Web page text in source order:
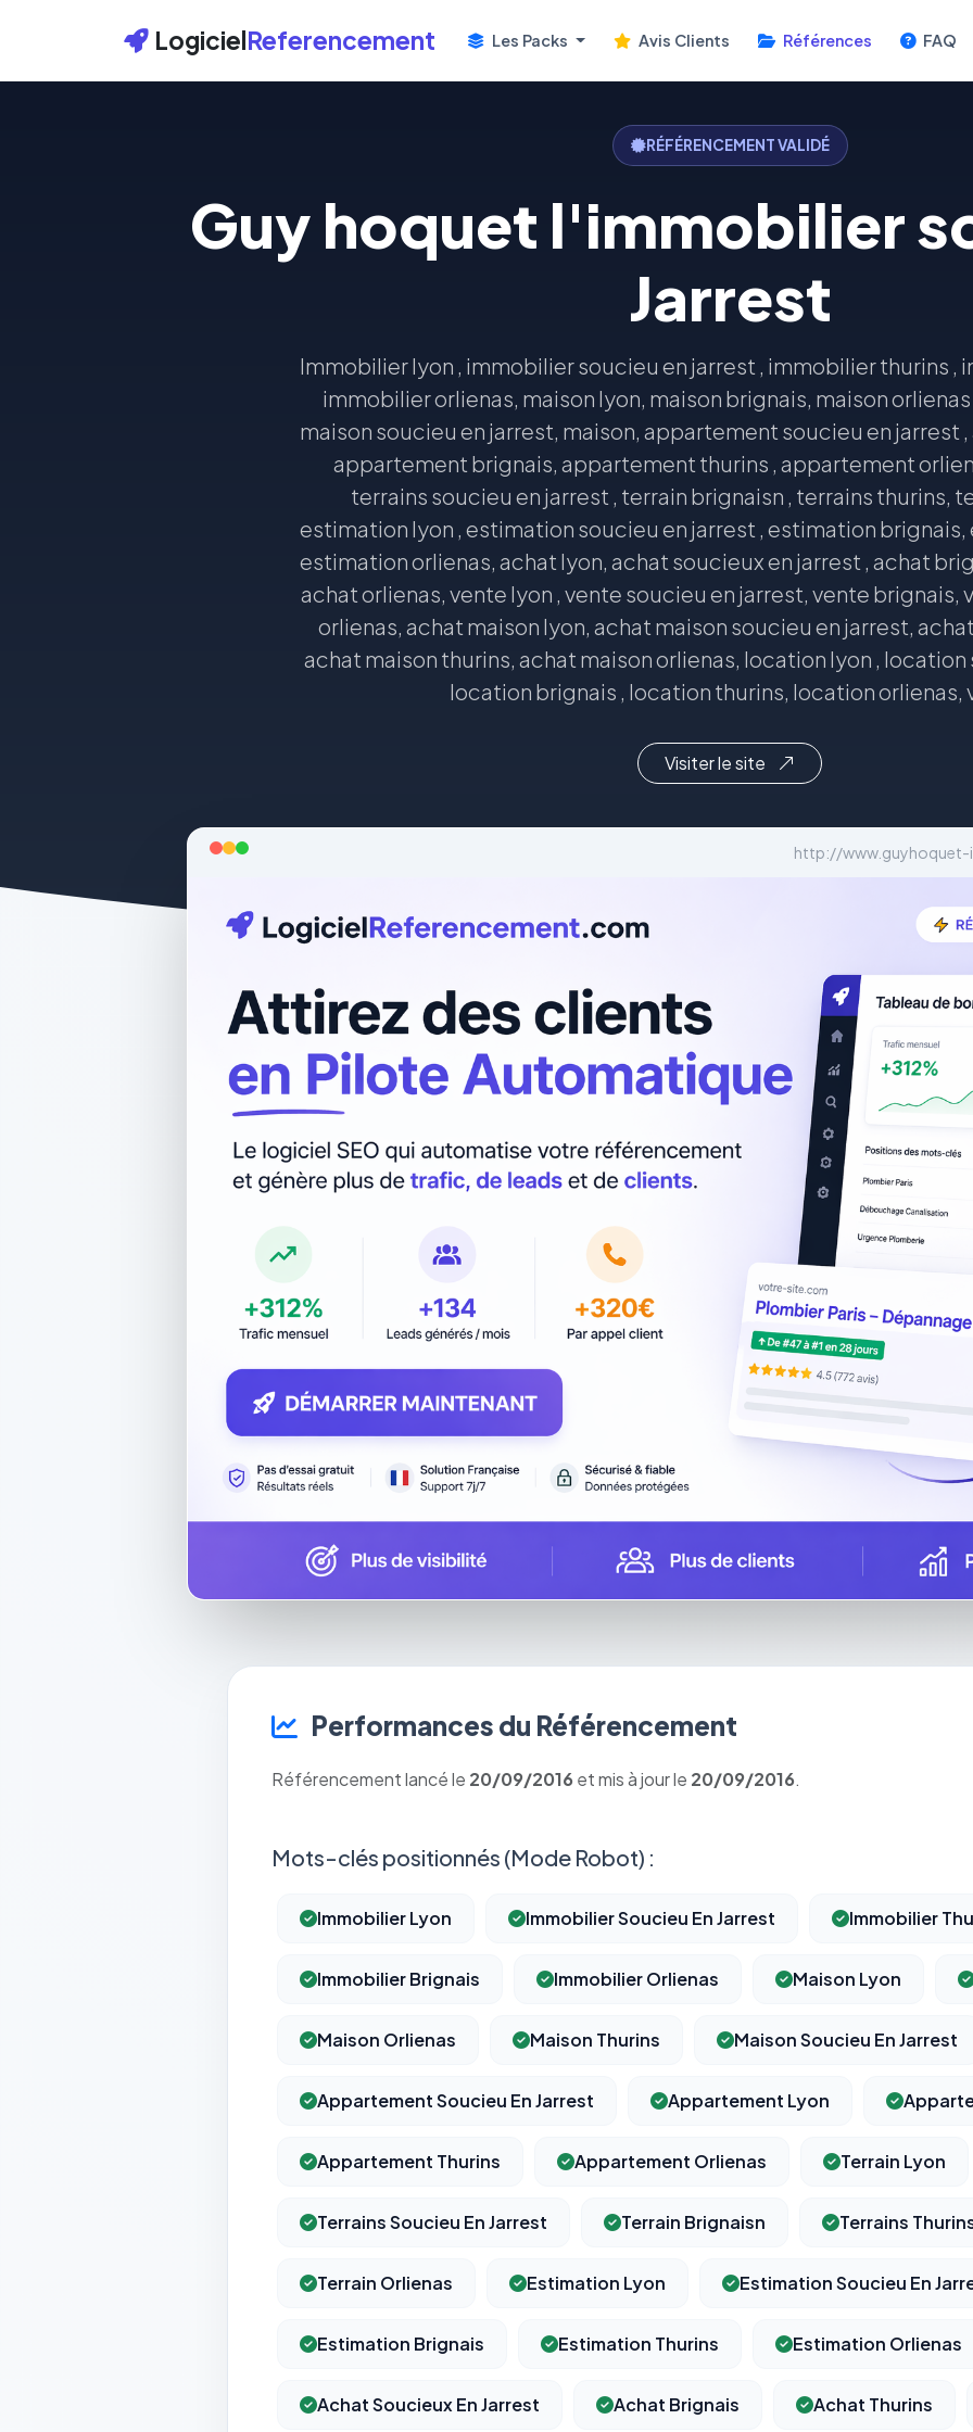
LogicielReferencement Les Packs Avis Clients Références FAQ
RÉFÉRENCEMENT VALIDÉ
Guy hoquet l'immobilier
Jarrest
Immobilier lyon , immobilier soucieu en jarrest , immobilier thurins ,
immobilier orlienas, maison lyon, maison brignais, maison
maison soucieu en jarrest, maison, appartement soucieu en jarrest
appartement brignais, appartement thurins , appartement
terrains soucieu en jarrest , terrain brignaisn , terrains thurins,
estimation lyon , estimation soucieu en jarrest , estimation
estimation orlienas, achat lyon, achat soucieux en jarrest , achat
achat orlienas, vente lyon , vente soucieu en jarrest, vente brignais,
orlienas, achat maison lyon, achat maison soucieu en jarrest,
achat maison thurins, achat maison orlienas, location lyon , location
location brignais , location thurins, location orlienas,
Visiter le site
http://
Performances du Référencement
Référencement lancé le 20/09/2016 et mis à jour le 20/09/2016.
Mots-clés positionnés (Mode Robot) :
Immobilier Lyon Immobilier Soucieu En Jarrest Immobilier
Immobilier Brignais Immobilier Orlienas Maison Lyon
Maison Orlienas Maison Thurins Maison Soucieu En Jarrest
Appartement Soucieu En Jarrest Appartement Lyon
Appartement Thurins Appartement Orlienas Terrain Lyon
Terrains Soucieu En Jarrest Terrain Brignaisn Terrains
Terrain Orlienas Estimation Lyon Estimation Soucieu En
Estimation Brignais Estimation Thurins Estimation Orlienas
Achat Soucieux En Jarrest Achat Brignais Achat Thurins
Nécessaires au fonctionnement du site : session, sécurité,
Cookies analytiques
anonymisées via Google Analytics.
Cookies marketing